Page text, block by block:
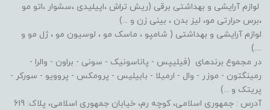
لوازم آرایشی و بهداشتی برقی (ریش تراش ،اپیلیدی ،سشوار ،اتو مو
،برس حرارتی مو، لیز بدن ، بینی زن و ...)
لوازم آرایشی و بهداشتی ( شامپو ، ماسک مو ، لوسیون مو ، ژل مو و
....)
در مجموع برندهای (فیلیپس - پاناسونیک - سونی - براون - والرا -
رمینگتون - موزر - وال - ارمیلا - بابیلیس - پرومکس - پروویو - سورکر -
پریتک و ...)
آدرس : جمهوری اسلامی، کوچه رم، خیابان جمهوری اسلامی، پلاک: 619